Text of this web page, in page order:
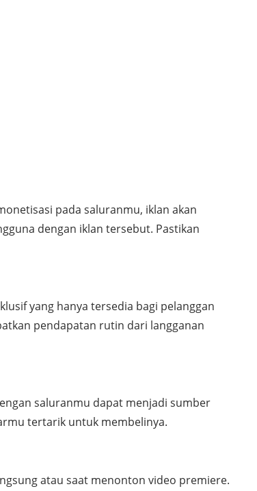
pada saluranmu, iklan akan
dengan iklan tersebut. Pastikan
yang hanya tersedia bagi pelanggan
pendapatan rutin dari langganan
saluranmu dapat menjadi sumber
tertarik untuk membelinya.
atau saat menonton video premiere.